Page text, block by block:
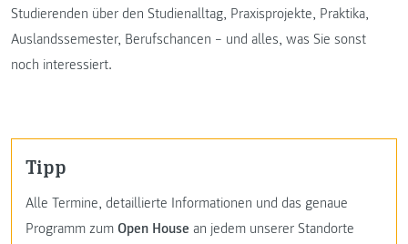
Studierenden über den Studienalltag, Praxisprojekte, Praktika,
Auslandssemester, Berufschancen – und alles, was Sie sonst
noch interessiert.
Tipp
Alle Termine, detaillierte Informationen und das genaue
Programm zum Open House an jedem unserer Standorte